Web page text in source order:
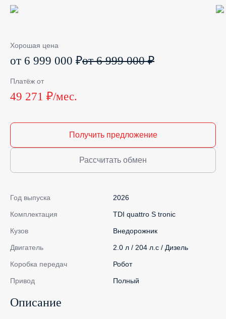
Хорошая цена
от 6 999 000 ₽от 6 999 000 ₽
Платёж от
49 271 ₽/мес.
Получить предложение
Рассчитать обмен
Год выпуска 2026
Комплектация TDI quattro S tronic
Кузов Внедорожник
Двигатель 2.0 л / 204 л.с / Дизель
Коробка передач Робот
Привод Полный
Описание